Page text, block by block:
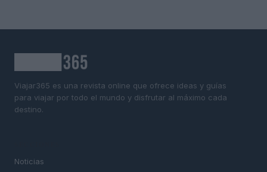
Viajar365 es una revista online que ofrece ideas y guías
para viajar por todo el mundo y disfrutar al máximo cada
destino.
Noticias